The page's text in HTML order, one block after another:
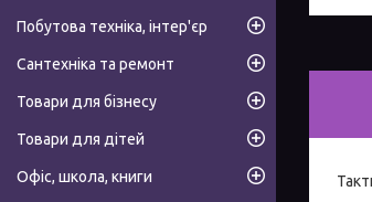
Побутова техніка, інтер'єр
Сантехніка та ремонт
Товари для бізнесу
Товари для дітей
Офіс, школа, книги